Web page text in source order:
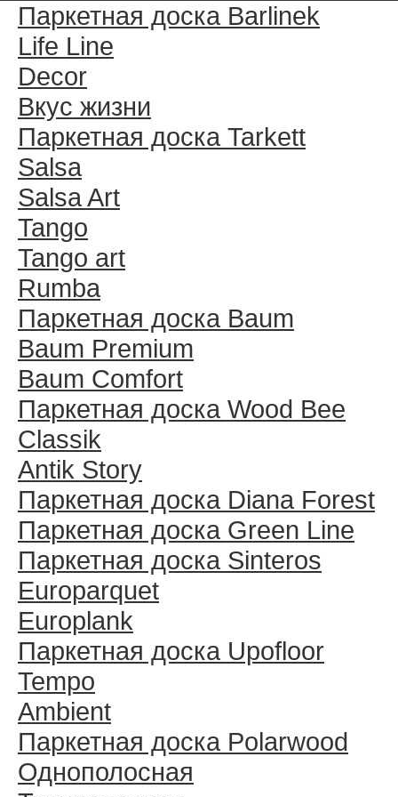
Паркетная доска Barlinek
Life Line
Decor
Вкус жизни
Паркетная доска Tarkett
Salsa
Salsa Art
Tango
Tango art
Rumba
Паркетная доска Baum
Baum Premium
Baum Comfort
Паркетная доска Wood Bee
Classik
Antik Story
Паркетная доска Diana Forest
Паркетная доска Green Line
Паркетная доска Sinteros
Europarquet
Europlank
Паркетная доска Upofloor
Tempo
Ambient
Паркетная доска Polarwood
Однополосная